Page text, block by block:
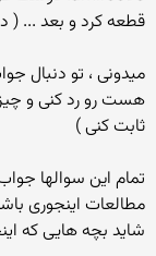
قطعه كرد و بعد ... (
میدونی ، تو دنبال
هست رو رد كنی و
ثابت كنی )
تمام این سوالها
مطالعات اینجوری
شاید بچه هایی كه